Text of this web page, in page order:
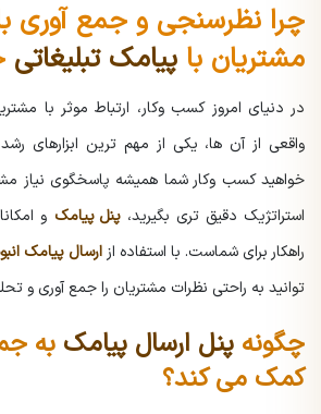
چرا نظرسنجی و جمع آوری
مشتریان با پیامک تبلیغاتی
در دنیای امروز کسب وکار، ارتباط موثر با
واقعی از آن ها، یکی از مهم ترین ابزارهای
خواهید کسب وکار شما همیشه پاسخگوی نیاز
استراتژیک دقیق تری بگیرید،پنل پیامک و
راهکار برای شماست. با استفاده از ارسال پیامک
توانید به راحتی نظرات مشتریان را جمع آوری و
چگونه پنل ارسال پیامک به
کمک می کند؟